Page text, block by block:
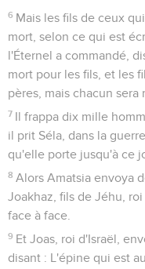
6 Mais les fils de ceux
mort, selon ce qui est
l'Éternel a commandé,
mort pour les fils, et les
pères, mais chacun sera
7 Il frappa dix mille
il prit Séla, dans la
qu'elle porte jusqu'à ce
8 Alors Amatsia envoya
Joakhaz, fils de Jéhu,
face à face.
9 Et Joas, roi d'Israël,
disant : L'épine qui est